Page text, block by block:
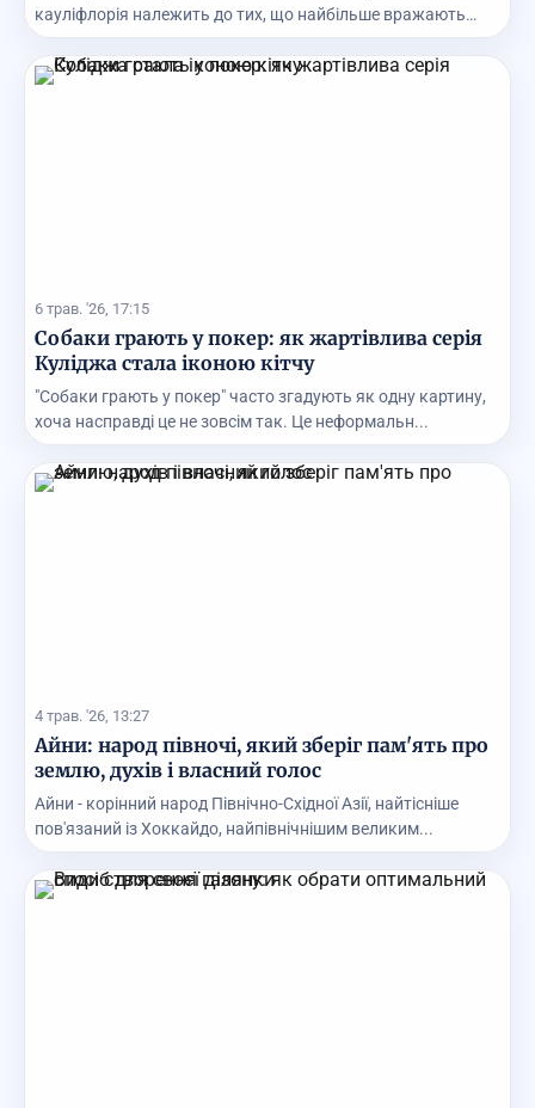
кауліфлорія належить до тих, що найбільше вражають
6 трав. '26, 17:15
Собаки грають у покер: як жартівлива серія
Куліджа стала іконою кітчу
"Собаки грають у покер" часто згадують як одну картину,
хоча насправді це не зовсім так. Це неформальн...
4 трав. '26, 13:27
Айни: народ півночі, який зберіг пам'ять про
землю, духів і власний голос
Айни - корінний народ Північно-Східної Азії, найтісніше
пов'язаний із Хоккайдо, найпівнічнішим великим...